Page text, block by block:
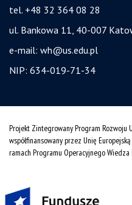
tel. +48 32 364 08 28
ul. Bankowa 11, 40-007
e-mail: wh@us.edu.pl
NIP: 634-019-71-34
Projekt Zintegrowany Program Rozwoju
współfinansowany przez Unię
ramach Programu Operacyjnego